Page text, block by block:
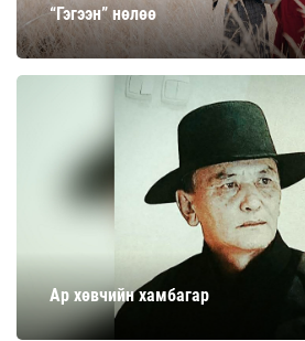
“Гэгээн” нөлөө
Ар хөвчийн хамбагар